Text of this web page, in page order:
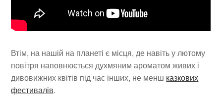
Втім, на нашій на планеті є місця, де навіть у лютому
повітря наповнюється духмяним ароматом живих і
дивовижних квітів під час інших, не менш казкових
фестивалів.